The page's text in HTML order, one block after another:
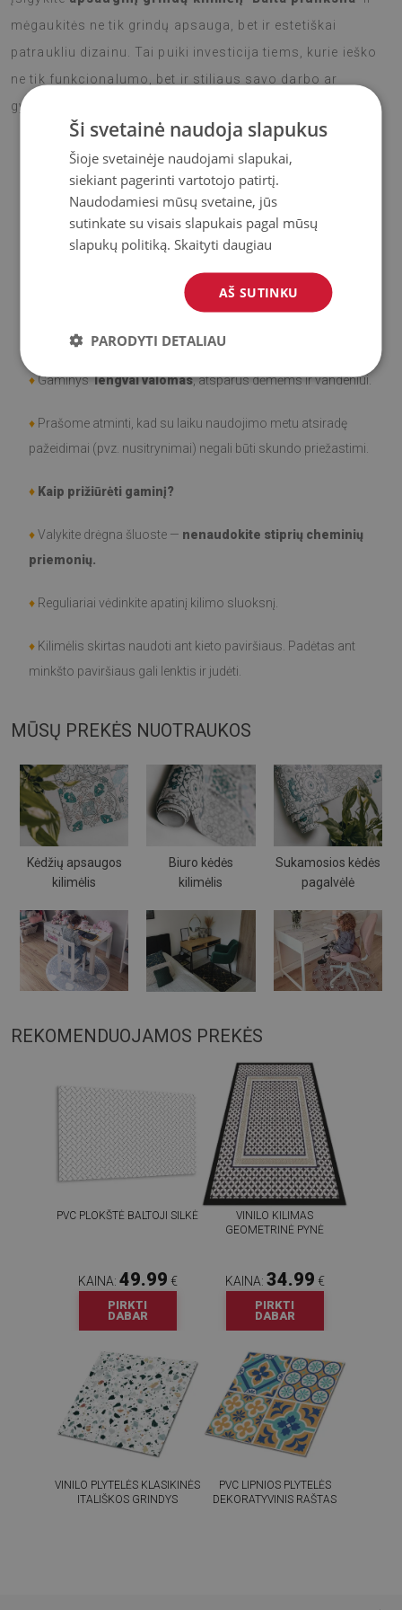
mėgaukitės ne tik grindų apsauga, bet ir estetiškai
patraukliu dizainu. Tai puiki investicija tiems, kurie ieško
ne tik funkcionalumo, bet ir stiliaus savo darbo ar
gyvenamojoje erdvėje.
Medžiaga: Vinilas padengtas PES tinkleliu.
Storis:1,6mm
Kilimainėra neslidūs;
♦Gaminyslengvai valomas, atsparus dėmėms ir vandeniui.
♦ Prašome atminti, kad su laiku naudojimo metu atsiradę
pažeidimai (pvz. nusitrynimai) negali būti skundo priežastimi.
♦ Kaip prižiūrėti gaminį?
♦Valykite drėgna šluoste — nenaudokite stiprių cheminių
priemonių.
♦ Reguliariai vėdinkite apatinį kilimo sluoksnį.
♦ Kilimėlis skirtas naudoti ant kieto paviršiaus. Padėtas ant
minkšto paviršiaus gali lenktis ir judėti.
MŪSŲ PREKĖS NUOTRAUKOS
Kėdžių apsaugos
kilimėlis
Biuro kėdės
kilimėlis
Sukamosios kėdės
pagalvėlė
REKOMENDUOJAMOS PREKĖS
PVC PLOKŠTĖ BALTOJI SILKĖ
KAINA: 49.99 €
PIRKTI
DABAR
VINILO KILIMAS
GEOMETRINĖ PYNĖ
KAINA: 34.99 €
PIRKTI
DABAR
VINILO PLYTELĖS KLASIKINĖS
ITALIŠKOS GRINDYS
PVC LIPNIOS PLYTELĖS
DEKORATYVINIS RAŠTAS
Ši svetainė naudoja slapukus
Šioje svetainėje naudojami slapukai,
siekiant pagerinti vartotojo patirtį.
Naudodamiesi mūsų svetaine, jūs
sutinkate su visais slapukais pagal mūsų
slapukų politiką.Skaityti daugiau
AŠ SUTINKU
PARODYTI DETALIAU